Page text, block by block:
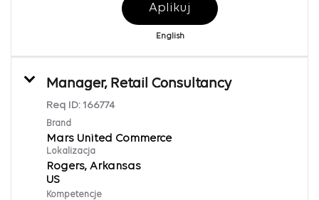
Aplikuj
English
Manager, Retail Consultancy
Req ID: 166774
Brand
Mars United Commerce
Lokalizacja
Rogers, Arkansas
Kompetencje